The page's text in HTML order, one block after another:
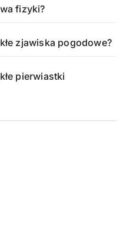
fizyki?
zjawiska pogodowe?
pierwiastki